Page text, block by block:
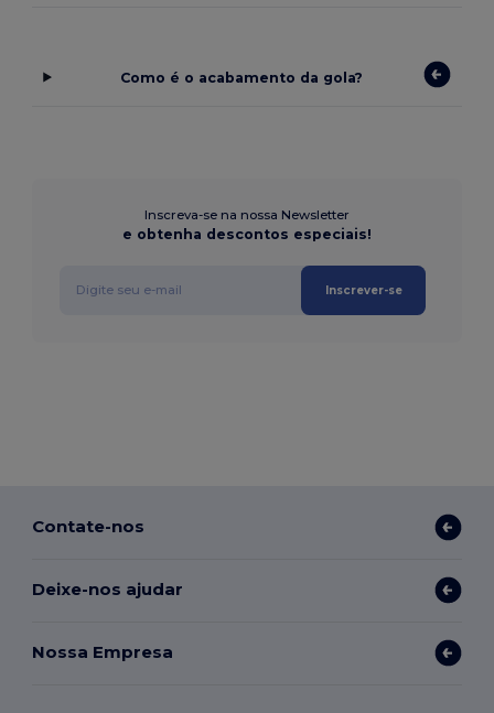
Como é o acabamento da gola?
Inscreva-se na nossa Newsletter
e obtenha descontos especiais!
Inscrever-se
Contate-nos
Deixe-nos ajudar
Nossa Empresa